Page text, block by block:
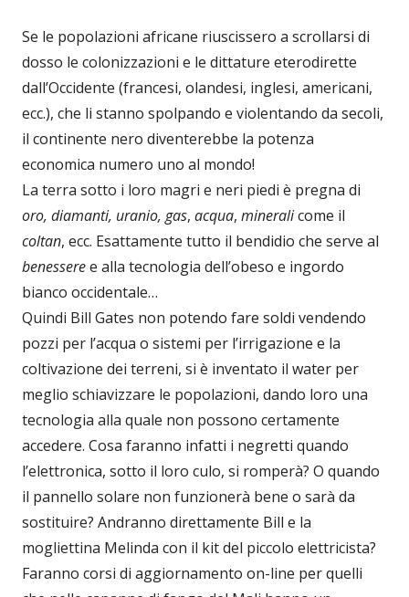
Se le popolazioni africane riuscissero a scrollarsi di
dosso le colonizzazioni e le dittature eterodirette
dall’Occidente (francesi, olandesi, inglesi, americani,
ecc.), che li stanno spolpando e violentando da secoli,
il continente nero diventerebbe la potenza
economica numero uno al mondo!
La terra sotto i loro magri e neri piedi è pregna di
oro, diamanti, uranio, gas, acqua, mineralicome il
coltan, ecc. Esattamente tutto il bendidio che serve al
benesseree alla tecnologia dell’obeso e ingordo
bianco occidentale…
Quindi Bill Gates non potendo fare soldi vendendo
pozzi per l’acqua o sistemi per l’irrigazione e la
coltivazione dei terreni, si è inventato il water per
meglio schiavizzare le popolazioni, dando loro una
tecnologia alla quale non possono certamente
accedere. Cosa faranno infatti i negretti quando
l’elettronica, sotto il loro culo, si romperà? O quando
il pannello solare non funzionerà bene o sarà da
sostituire? Andranno direttamente Bill e la
mogliettina Melinda con il kit del piccolo elettricista?
Faranno corsi di aggiornamento on-line per quelli